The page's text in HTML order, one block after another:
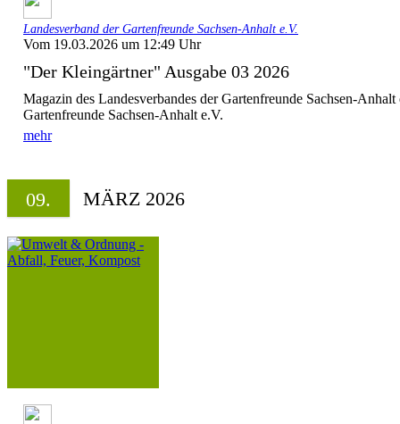
Landesverband der Gartenfreunde Sachsen-Anhalt e.V.
Vom 19.03.2026 um 12:49 Uhr
"Der Kleingärtner" Ausgabe 03 2026
Magazin des Landesverbandes der Gartenfreunde Sachsen-
Gartenfreunde Sachsen-Anhalt e.V.
mehr
09. MÄRZ 2026